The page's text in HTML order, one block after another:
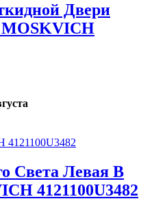
Двери
Света Левая В
4121100U3482